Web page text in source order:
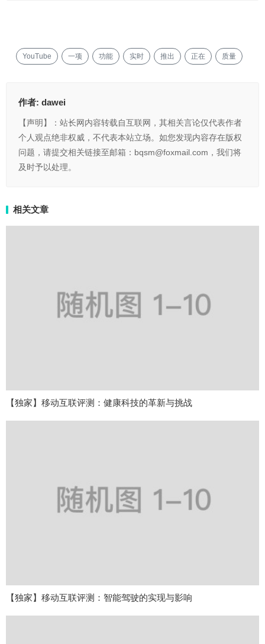
YouTube 一项 功能 实时 推出 正在 质量
作者: dawei
【声明】：站长网内容转载自互联网，其相关言论仅代表作者
个人观点绝非权威，不代表本站立场。如您发现内容存在版权
问题，请提交相关链接至邮箱：bqsm@foxmail.com，我们将
及时予以处理。
相关文章
【独家】移动互联评测：健康科技的革新与挑战
【独家】移动互联评测：智能驾驶的实现与影响